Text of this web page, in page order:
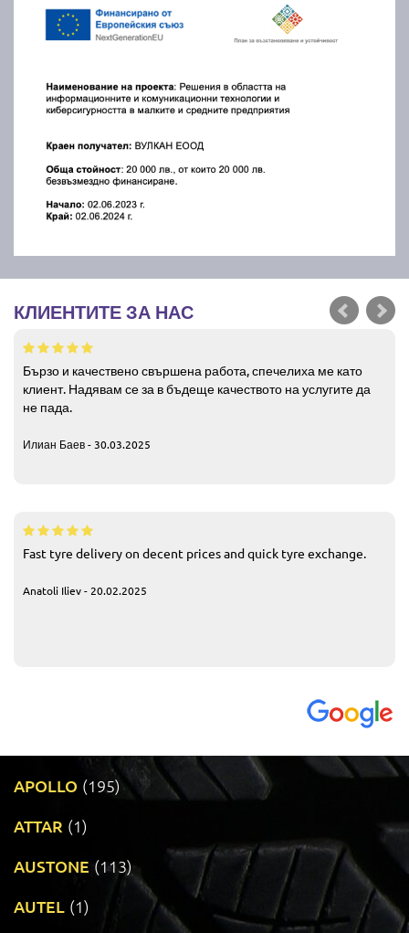
КЛИЕНТИТЕ ЗА НАС
Бързо и качествено свършена работа, спечелиха ме като
клиент. Надявам се за в бъдеще качеството на услугите да
не пада.
Илиан Баев - 30.03.2025
Fast tyre delivery on decent prices and quick tyre exchange.
Anatoli Iliev - 20.02.2025
APOLLO (195)
ATTAR (1)
AUSTONE (113)
AUTEL (1)